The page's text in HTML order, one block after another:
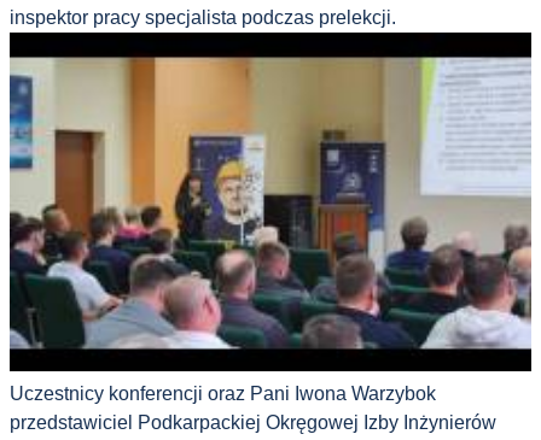
inspektor pracy specjalista podczas prelekcji.
Uczestnicy konferencji oraz Pani Iwona Warzybok
przedstawiciel Podkarpackiej Okręgowej Izby Inżynierów